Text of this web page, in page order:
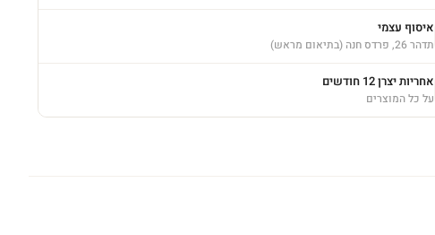
איסוף עצמי
תדהר 26, פרדס חנה (בתיאום מראש)
אחריות יצרן 12 חודשים
על כל המוצרים